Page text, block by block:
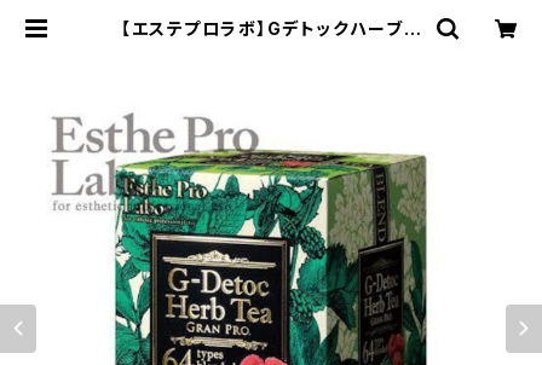
【エステプロラボ】Gデトックハーブテ